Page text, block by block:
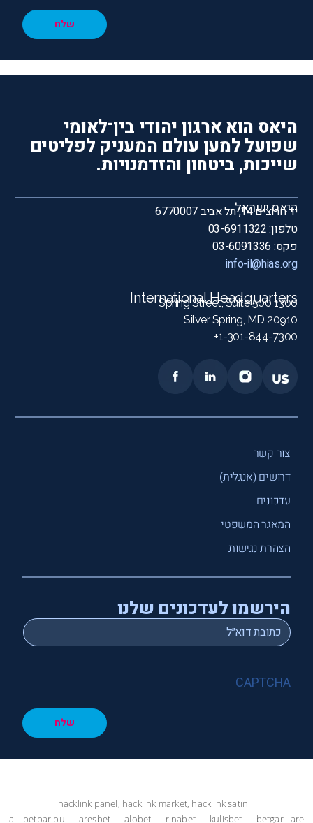
שלח
היאס הוא ארגון יהודי בין־לאומי
שפועל למען עולם המעניק לפליטים
שייכות, ביטחון והזדמנויות.
היאס ישראל
יד חרוצים 14, תל אביב 6770007
טלפון: 03-6911322
פקס: 03-6091336
info-il@hias.org
International Headquarters
1300 Spring Street, Suite 500
Silver Spring, MD 20910
1-301-844-7300+
צור קשר
דרושים (אנגלית)
עדכונים
המאגר המשפטי
הצהרת נגישות
הירשמו לעדכונים שלנו
Email
*
CAPTCHA
שלח
hacklink panel, hacklink market, hacklink satın
al
betparibu aresbet alobet rinabet kulisbet betgar are